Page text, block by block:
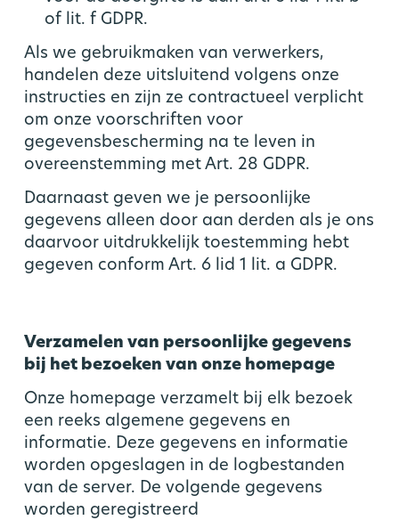
of lit. f GDPR.
Als we gebruikmaken van verwerkers,
handelen deze uitsluitend volgens onze
instructies en zijn ze contractueel verplicht
om onze voorschriften voor
gegevensbescherming na te leven in
overeenstemming met Art. 28 GDPR.
Daarnaast geven we je persoonlijke
gegevens alleen door aan derden als je ons
daarvoor uitdrukkelijk toestemming hebt
gegeven conform Art. 6 lid 1 lit. a GDPR.
Verzamelen van persoonlijke gegevens
bij het bezoeken van onze homepage
Onze homepage verzamelt bij elk bezoek
een reeks algemene gegevens en
informatie. Deze gegevens en informatie
worden opgeslagen in de logbestanden
van de server. De volgende gegevens
worden geregistreerd